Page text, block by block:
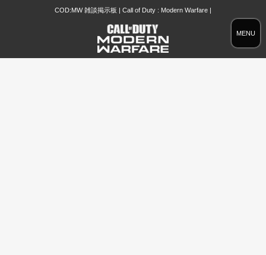
MENU
COD:MW 雑談掲示板 | Call of Duty : Modern Warfare |